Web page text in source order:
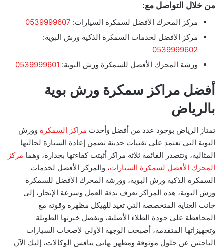
من خلال التواصل مع:
مركز المحرك الأفضل لسمكرة السيارات: 0539999607
مركز الأفضل لخدمات السمكرة الذكية ورش البوية:
0539999602
ورشة المحرك الأفضل للسمكرة ورش البوية: 0539999601
أفضل مراكز سمكرة ورش بوية
بالرياض
تمتاز الرياض بوجود عدد من أفضل وأحدث مراكز السمكرة وورش
البوية التي تعتمد على تقنيات حديثة تضمن إعادة السيارة لحالتها
المثالية، وتتصدر القائمة ثلاثة مراكز أثبتت كفاءتها بجدارة، وهما مركز
المحرك الأفضل لسمكرة السيارات، والمركز الأفضل لخدمات
السمكرة الذكية ورش البوية، وورشة المحرك الأفضل للسمكرة
ورش البوية، هذه المراكز تعرف بدقة العمل وسرعة الإنجاز، إلى
جانب العناية المتخصصة التي تعيد للهيكل مظهره وقوته مع
المحافظة على جودة الطلاء الأصلية، وبفضل خبرتها الطويلة
وتجهيزاتها المتقدمة، أصبحت الوجهة الأولى لأصحاب السيارات
الباحثين عن حلول موثوقة ومظهر نهائي ينافس الوكالات، إليك الآن